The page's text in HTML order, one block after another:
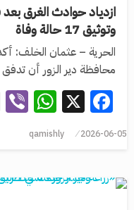
ازدياد حوادث الغرق بعد
وتوثيق 17 حالة وفاة
الحرية – عثمان الخلف:
محافظة دير الزور أن
X
2026-06-05
qamishly